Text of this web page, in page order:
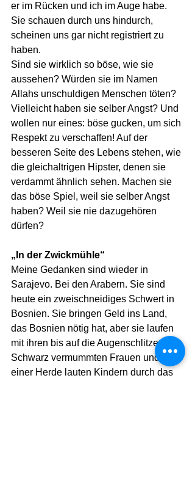
er im Rücken und ich im Auge habe.
Sie schauen durch uns hindurch,
scheinen uns gar nicht registriert zu
haben.
Sind sie wirklich so böse, wie sie
aussehen? Würden sie im Namen
Allahs unschuldigen Menschen töten?
Vielleicht haben sie selber Angst? Und
wollen nur eines: böse gucken, um sich
Respekt zu verschaffen! Auf der
besseren Seite des Lebens stehen, wie
die gleichaltrigen Hipster, denen sie
verdammt ähnlich sehen. Machen sie
das böse Spiel, weil sie selber Angst
haben? Weil sie nie dazugehören
dürfen?
„In der Zwickmühle“
Meine Gedanken sind wieder in
Sarajevo. Bei den Arabern. Sie sind
heute ein zweischneidiges Schwert in
Bosnien. Sie bringen Geld ins Land,
das Bosnien nötig hat, aber sie laufen
mit ihren bis auf die Augenschlitze in
Schwarz vermummten Frauen und
einer Herde lauten Kindern durch das